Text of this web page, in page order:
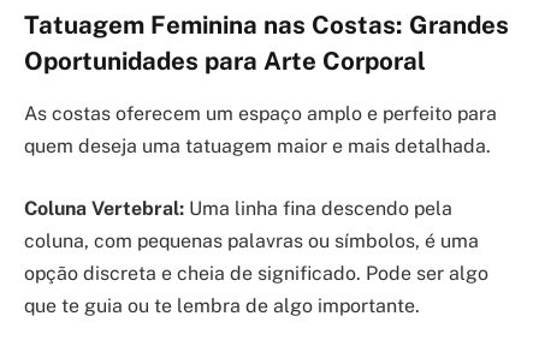
Tatuagem Feminina nas Costas: Grandes
Oportunidades para Arte Corporal
As costas oferecem um espaço amplo e perfeito para
quem deseja uma tatuagem maior e mais detalhada.
Coluna Vertebral: Uma linha fina descendo pela
coluna, com pequenas palavras ou símbolos, é uma
opção discreta e cheia de significado. Pode ser algo
que te guia ou te lembra de algo importante.